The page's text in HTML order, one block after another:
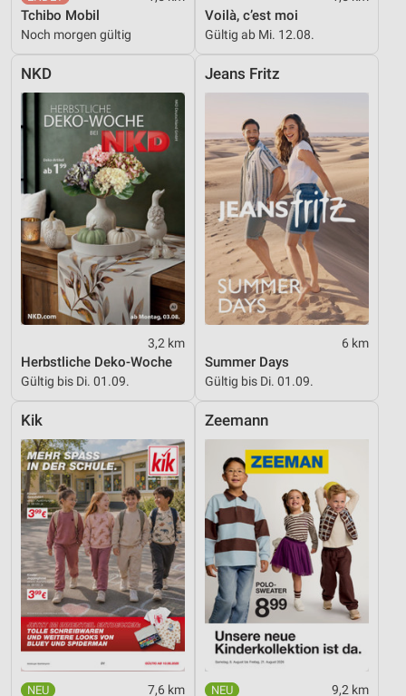
Tchibo Mobil
Noch morgen gültig
Voilà, c’est moi
Gültig ab Mi. 12.08.
NKD
3,2 km
Herbstliche Deko-Woche
Gültig bis Di. 01.09.
Jeans Fritz
6 km
Summer Days
Gültig bis Di. 01.09.
Kik
7,6 km
Zeemann
9,2 km
Erstellung von Profilen zur Personalisierung
von Inhalten
Verwendung von Profilen zur Auswahl
Messung der Werbeleistung
Messung der Performance von Inhalten
Analyse von Zielgruppen durch Statistiken oder
Kombinationen von Daten aus verschiedenen
Quellen
Entwicklung und Verbesserung der Angebote
Verwendung reduzierter Daten zur Auswahl von
IAB-Besonderheiten:
Verwendung genauer Standortdaten
Geräte anhand von aktiv angeforderten
Informationen identifizieren
Nicht-IAB-Verarbeitungszwecke:
Notwendig
Performance
Funktional
Werbung